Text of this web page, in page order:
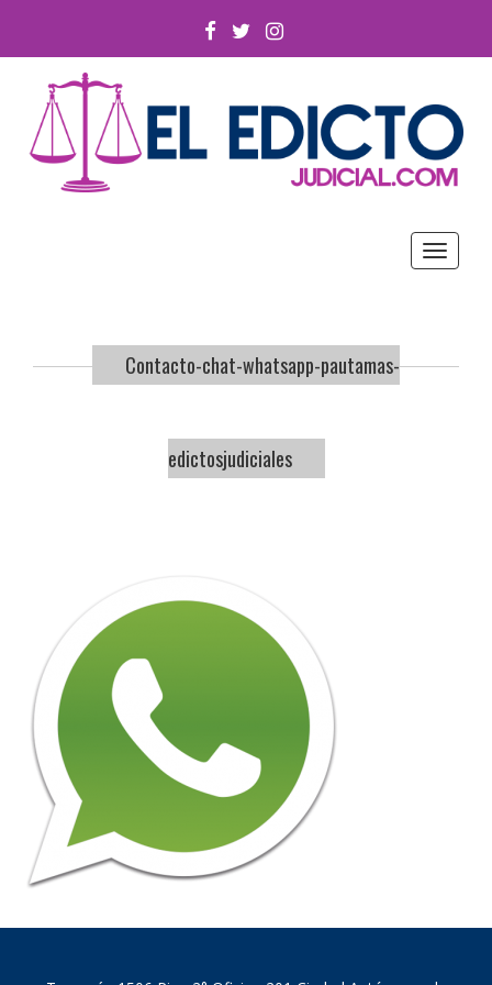
FACEBOOK
TWITTERINSTAGRAM
Toggle
Contacto-chat-whatsapp-pautamas-
edictosjudiciales